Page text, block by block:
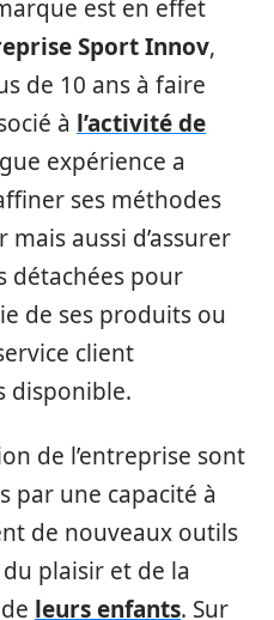
est en effet
Sport Innov,
de 10 ans à faire
à l’activité de
expérience a
ses méthodes
aussi d’assurer
détachées pour
de ses produits ou
client
disponible.
de l’entreprise sont
par une capacité à
de nouveaux outils
plaisir et de la
leurs enfants. Sur